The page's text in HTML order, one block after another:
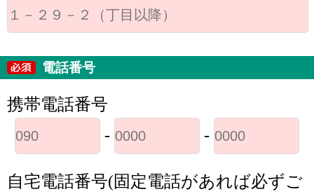
電話番号
携帯電話番号
-
-
自宅電話番号(固定電話があれば必ずご